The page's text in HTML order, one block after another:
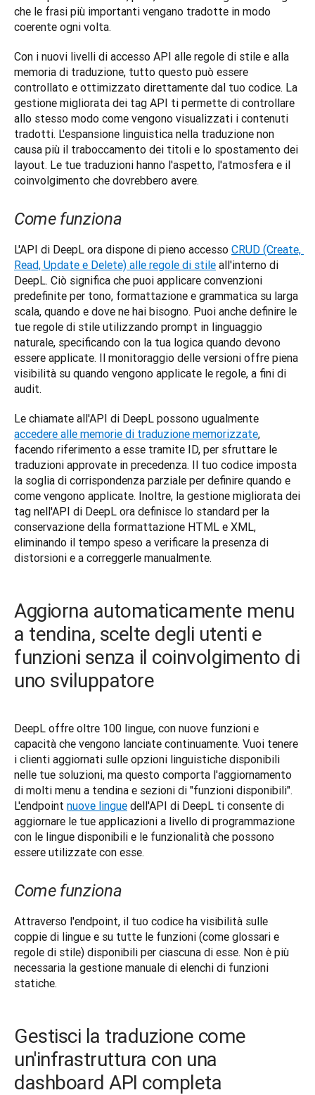
che le frasi più importanti vengano tradotte in modo
coerente ogni volta.
Con i nuovi livelli di accesso API alle regole di stile e alla
memoria di traduzione, tutto questo può essere
controllato e ottimizzato direttamente dal tuo codice. La
gestione migliorata dei tag API ti permette di controllare
allo stesso modo come vengono visualizzati i contenuti
tradotti. L'espansione linguistica nella traduzione non
causa più il traboccamento dei titoli e lo spostamento dei
layout. Le tue traduzioni hanno l'aspetto, l'atmosfera e il
coinvolgimento che dovrebbero avere.
Come funziona
L'API di DeepL ora dispone di pieno accesso CRUD (Create,
Read, Update e Delete) alle regole di stile all'interno di
DeepL. Ciò significa che puoi applicare convenzioni
predefinite per tono, formattazione e grammatica su larga
scala, quando e dove ne hai bisogno. Puoi anche definire le
tue regole di stile utilizzando prompt in linguaggio
naturale, specificando con la tua logica quando devono
essere applicate. Il monitoraggio delle versioni offre piena
visibilità su quando vengono applicate le regole, a fini di
audit.
accedere alle memorie di traduzione memorizzate,
facendo riferimento a esse tramite ID, per sfruttare le
traduzioni approvate in precedenza. Il tuo codice imposta
la soglia di corrispondenza parziale per definire quando e
come vengono applicate. Inoltre, la gestione migliorata dei
tag nell'API di DeepL ora definisce lo standard per la
conservazione della formattazione HTML e XML,
eliminando il tempo speso a verificare la presenza di
distorsioni e a correggerle manualmente.
Aggiorna automaticamente menu
a tendina, scelte degli utenti e
funzioni senza il coinvolgimento di
uno sviluppatore
DeepL offre oltre 100 lingue, con nuove funzioni e
capacità che vengono lanciate continuamente. Vuoi tenere
i clienti aggiornati sulle opzioni linguistiche disponibili
nelle tue soluzioni, ma questo comporta l'aggiornamento
di molti menu a tendina e sezioni di "funzioni disponibili".
L'endpoint nuove lingue dell'API di DeepL ti consente di
aggiornare le tue applicazioni a livello di programmazione
con le lingue disponibili e le funzionalità che possono
essere utilizzate con esse.
Come funziona
Attraverso l'endpoint, il tuo codice ha visibilità sulle
coppie di lingue e su tutte le funzioni (come glossari e
regole di stile) disponibili per ciascuna di esse. Non è più
necessaria la gestione manuale di elenchi di funzioni
statiche.
Gestisci la traduzione come
un'infrastruttura con una
dashboard API completa